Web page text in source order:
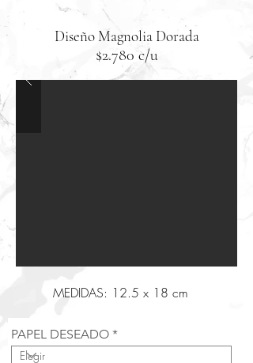
Diseño Magnolia Dorada
$2.780 c/u
MEDIDAS: 12.5 x 18 cm
PAPEL DESEADO